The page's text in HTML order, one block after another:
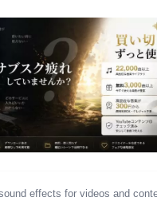
effects for videos and